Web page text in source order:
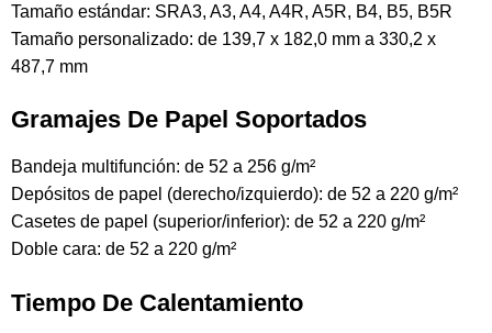
Tamaño estándar: SRA3, A3, A4, A4R, A5R, B4, B5, B5R
Tamaño personalizado: de 139,7 x 182,0 mm a 330,2 x
487,7 mm
Gramajes De Papel Soportados
Bandeja multifunción: de 52 a 256 g/m²
Depósitos de papel (derecho/izquierdo): de 52 a 220 g/m²
Casetes de papel (superior/inferior): de 52 a 220 g/m²
Doble cara: de 52 a 220 g/m²
Tiempo De Calentamiento